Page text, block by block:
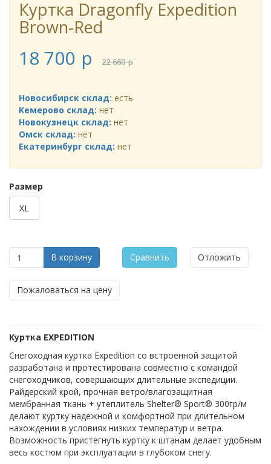
Куртка Dragonfly Expedition
Brown-Red
18 700 p 22 660 p
Новосибирск склад: есть
Кемерово склад: нет
Новокузнецк склад: нет
Омск склад: нет
Екатеринбург склад: нет
Размер
XL
В корзину Сравнить Отложить
Пожаловаться на цену
Куртка EXPEDITION
Снегоходная куртка Expedition со встроенной защитой
разработана и протестирована совместно с командой
снегоходчиков, совершающих длительные экспедиции.
Райдерский крой, прочная ветро/влагозащитная
мембранная ткань + утеплитель Shelter® Sport® 300гр/м
делают куртку надежной и комфортной при длительном
нахождении в условиях низких температур и ветра.
Возможность пристегнуть куртку к штанам делает удобным
весь костюм при эксплуатации в глубоком снегу.